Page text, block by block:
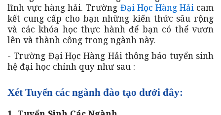
lĩnh vực hàng hải. Trường Đại Học Hàng Hải cam
kết cung cấp cho bạn những kiến thức sâu rộng
và các khóa học thực hành để bạn có thể vươn
lên và thành công trong ngành này.
- Trường Đại Học Hàng Hải thông báo tuyển sinh
hệ đại học chính quy như sau :
Xét Tuyển các ngành đào tạo dưới đây: